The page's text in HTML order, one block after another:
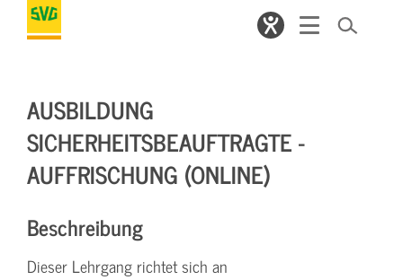
AUSBILDUNG
SICHERHEITSBEAUFTRAGTE -
AUFFRISCHUNG (ONLINE)
Beschreibung
Dieser Lehrgang richtet sich an